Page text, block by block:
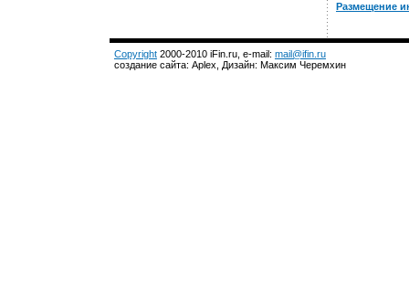
Размещение
Copyright 2000-2010 iFin.ru, e-mail: mail@ifin.ru
создание сайта: Aplex, Дизайн: Максим Черемхин